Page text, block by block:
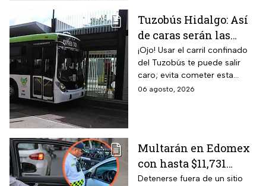
Tuzobús Hidalgo: Así
de caras serán las
MULTAS por invadir
el carril confinado a
partir de esta fecha
¡Ojo! Usar el carril confinado
del Tuzobús te puede salir
caro; evita cometer esta
infracción a partir de agosto.
06 agosto, 2026
Multarán en Edomex
con hasta $11,731
pesos a todos los
Detenerse fuera de un sitio